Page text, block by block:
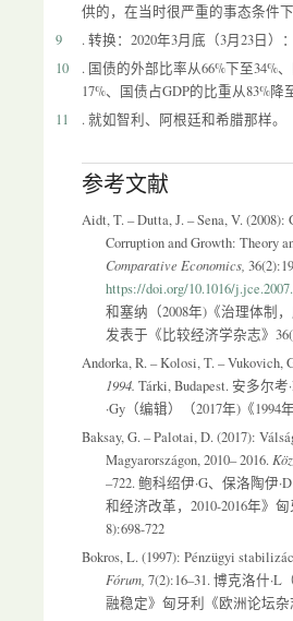
供的，在当时很严重的事态条件
9
. 转换：2020年3月底（3月23日）
10
. 国债的外部比率从66%下至34%
17%、国债占GDP的比重从83%降
11
. 就如智利、阿根廷和希腊那样。
参考文献
Aidt, T. – Dutta, J. – Sena, V. (2008):
Corruption and Growth: Theory
Comparative Economics,
https://doi.org/10.1016/
和塞纳（2008年)《治理体制
发表于《比较经济学杂志》
Andorka, R. – Kolosi, T. – Vukovich,
1994. Tárki, Budapest. 安多尔
·Gy（编辑）（2017年)《1994
Baksay, G. – Palotai, D. (2017):
Magyarországon, 2010– 2016.
–722. 鲍科绍伊·G、保洛陶伊
和经济改革，2010-2016年》
8):698-722
Bokros, L. (1997): Pénzügyi
Fórum, 7(2):16–31. 博克洛什
融稳定》匈牙利《欧洲论坛杂